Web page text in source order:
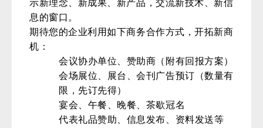
示新理念、新成果、新产品，交流新技术、新信
息的窗口。
期待您的企业利用如下商务合作方式，开拓新商
机：
会议协办单位、赞助商（附有回报方案）
会场展位、展台、会刊广告预订（数量有
限，先订先得）
宴会、午餐、晚餐、茶歇冠名
代表礼品赞助、信息发布、资料发送等